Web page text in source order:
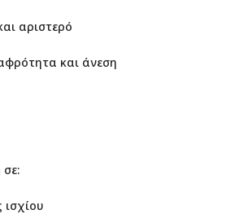
αριστερό
και άνεση